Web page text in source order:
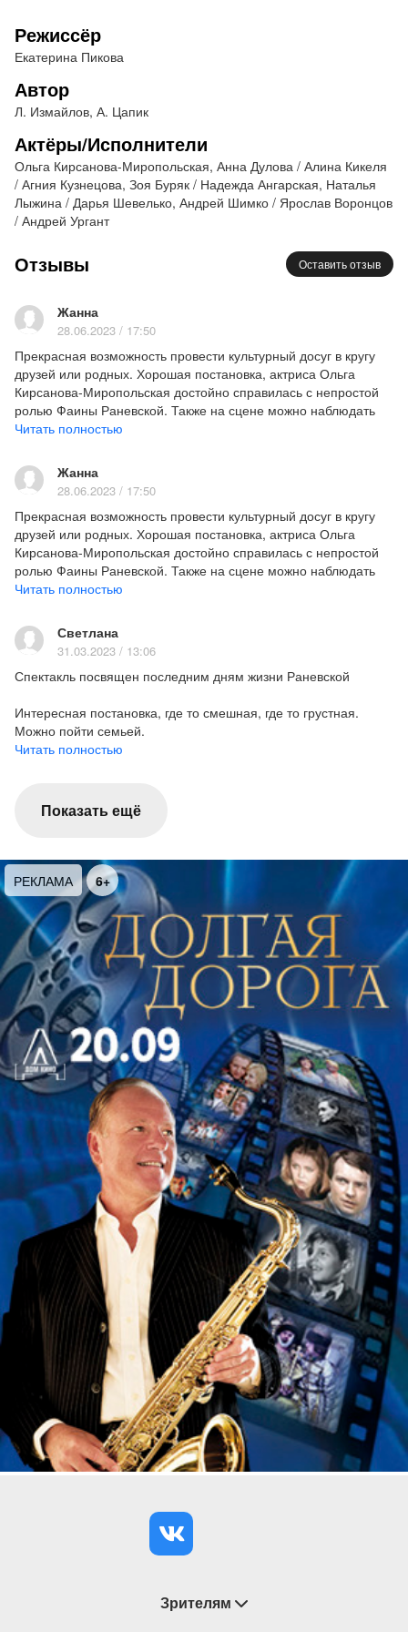
Фаины Раневской.
В небольшом пространстве гениальная артистка
скромно проводит свою старость. Коротает дни в
редких встречах с гостями ее дома, но больше – в
односторонних диалогах с прошлым и людьми в
нем. Ничего не предвещает беды, тихий и
спокойный закат жизнь. Но не тут-то было! У
судьбы другие планы на госпожу Раневскую. Один
незапланированный визит незнакомки Аннушки и
весь мир артистки переворачивается с ног на
голову. Сюжетная линия резко входит в крутой
поворот и не оставляет зрителям шанса на скуку.
Продолжительность 2 часа 30 минут
Режиссёр
Екатерина Пикова
Автор
Л. Измайлов, А. Цапик
Актёры/Исполнители
Ольга Кирсанова-Миропольская, Анна Дулова / Алина Кикеля
/ Агния Кузнецова, Зоя Буряк / Надежда Ангарская, Наталья
Лыжина / Дарья Шевелько, Андрей Шимко / Ярослав Воронцов
/ Андрей Ургант
Отзывы Оставить отзыв
Жанна
28.06.2023 / 17:50
Прекрасная возможность провести культурный досуг в кругу
друзей или родных. Хорошая постановка, актриса Ольга
Кирсанова-Миропольская достойно справилась с непростой
ролью Фаины Раневской. Также на сцене можно наблюдать
наших любимых петербуржских актеров: А. Шимко, Н. Лыжину,
Арзамасова - актриса, известная по телесериалам.
Читать полностью
Жанна
28.06.2023 / 17:50
Прекрасная возможность провести культурный досуг в кругу
друзей или родных. Хорошая постановка, актриса Ольга
Кирсанова-Миропольская достойно справилась с непростой
ролью Фаины Раневской. Также на сцене можно наблюдать
наших любимых петербуржских актеров: А. Шимко, Н. Лыжину,
Арзамасова - актриса, известная по телесериалам.
Читать полностью
Светлана
31.03.2023 / 13:06
Спектакль посвящен последним дням жизни Раневской
Интересная постановка, где то смешная, где то грустная.
Можно пойти семьей.
Кирсанова - Миропольская, четкое попадание в образ да и
Лиза Арзамасова сыграла сначала наивную провинциалку, а
Читать полностью
Показать ещё
РЕКЛАМА 6+
Зрителям